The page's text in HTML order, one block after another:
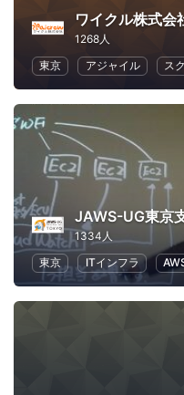
ワイクル株式会
1268人
東京
アジャイル ス
JAWS-UG東京
1334人
東京
ITインフラ